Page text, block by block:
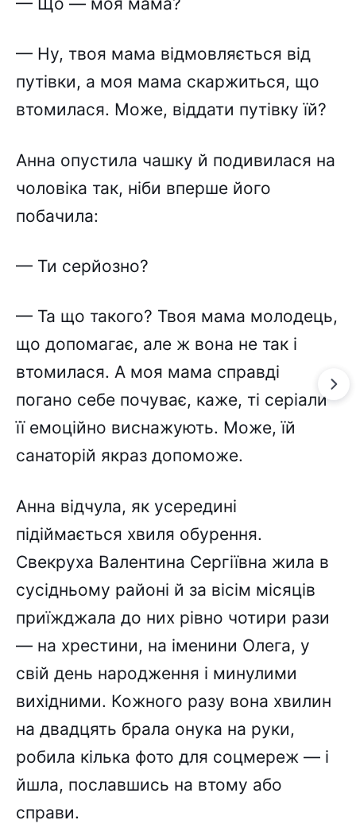
— Ну, твоя мама відмовляється від
путівки, а моя мама скаржиться, що
втомилася. Може, віддати путівку їй?
Анна опустила чашку й подивилася на
чоловіка так, ніби вперше його
побачила:
— Ти серйозно?
— Та що такого? Твоя мама молодець,
що допомагає, але ж вона не так і
втомилася. А моя мама справді
погано себе почуває, каже, ті серіали
її емоційно виснажують. Може, їй
санаторій якраз допоможе.
Анна відчула, як усередині
підіймається хвиля обурення.
Свекруха Валентина Сергіївна жила в
сусідньому районі й за вісім місяців
приїжджала до них рівно чотири рази
— на хрестини, на іменини Олега, у
свій день народження і минулими
вихідними. Кожного разу вона хвилин
на двадцять брала онука на руки,
робила кілька фото для соцмереж — і
йшла, пославшись на втому або
справи.